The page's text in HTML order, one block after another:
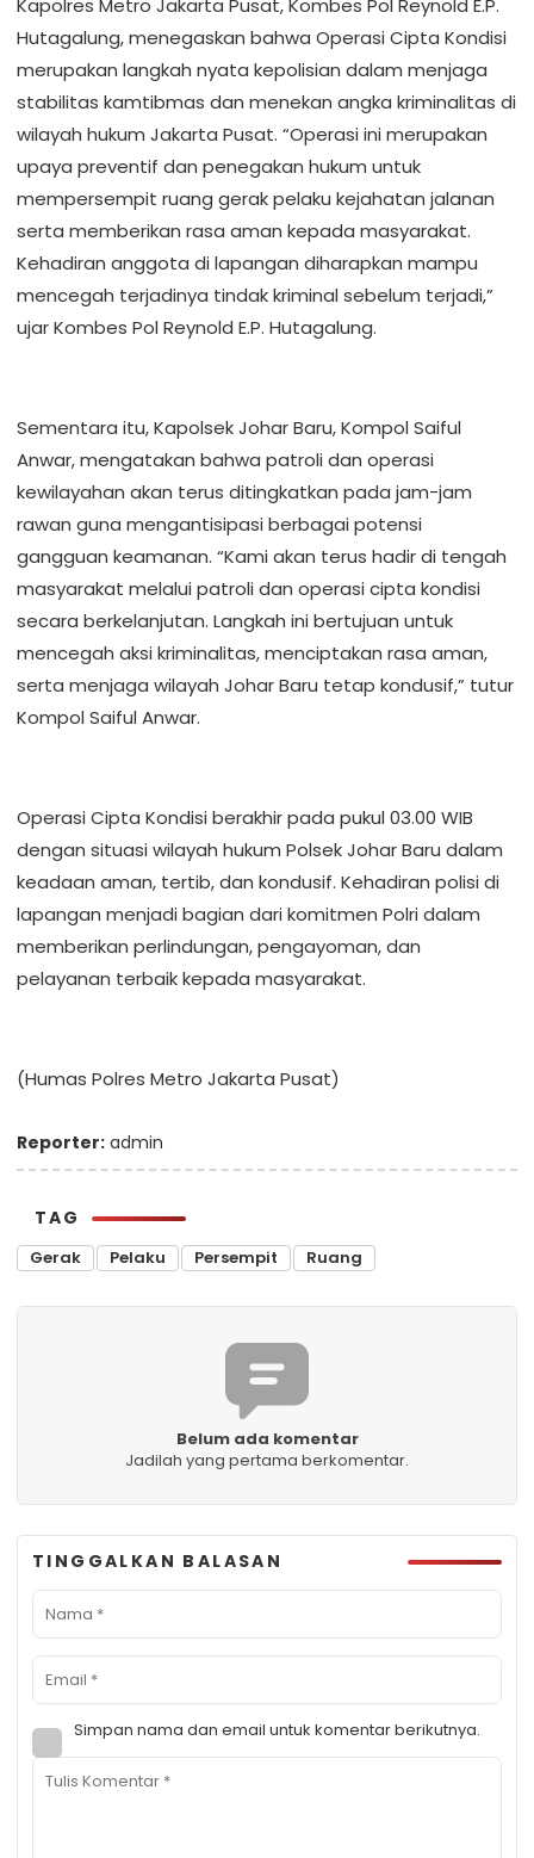
Kapolres Metro Jakarta Pusat, Kombes Pol Reynold E.P.
Hutagalung, menegaskan bahwa Operasi Cipta Kondisi
merupakan langkah nyata kepolisian dalam menjaga
stabilitas kamtibmas dan menekan angka kriminalitas di
wilayah hukum Jakarta Pusat. “Operasi ini merupakan
upaya preventif dan penegakan hukum untuk
mempersempit ruang gerak pelaku kejahatan jalanan
serta memberikan rasa aman kepada masyarakat.
Kehadiran anggota di lapangan diharapkan mampu
mencegah terjadinya tindak kriminal sebelum terjadi,”
ujar Kombes Pol Reynold E.P. Hutagalung.
Sementara itu, Kapolsek Johar Baru, Kompol Saiful
Anwar, mengatakan bahwa patroli dan operasi
kewilayahan akan terus ditingkatkan pada jam-jam
rawan guna mengantisipasi berbagai potensi
gangguan keamanan. “Kami akan terus hadir di tengah
masyarakat melalui patroli dan operasi cipta kondisi
secara berkelanjutan. Langkah ini bertujuan untuk
mencegah aksi kriminalitas, menciptakan rasa aman,
serta menjaga wilayah Johar Baru tetap kondusif,” tutur
Kompol Saiful Anwar.
Operasi Cipta Kondisi berakhir pada pukul 03.00 WIB
dengan situasi wilayah hukum Polsek Johar Baru dalam
keadaan aman, tertib, dan kondusif. Kehadiran polisi di
lapangan menjadi bagian dari komitmen Polri dalam
memberikan perlindungan, pengayoman, dan
pelayanan terbaik kepada masyarakat.
(Humas Polres Metro Jakarta Pusat)
Reporter: admin
TAG
Gerak Pelaku Persempit Ruang
Belum ada komentar
Jadilah yang pertama berkomentar.
TINGGALKAN BALASAN
Simpan nama dan email untuk komentar berikutnya.